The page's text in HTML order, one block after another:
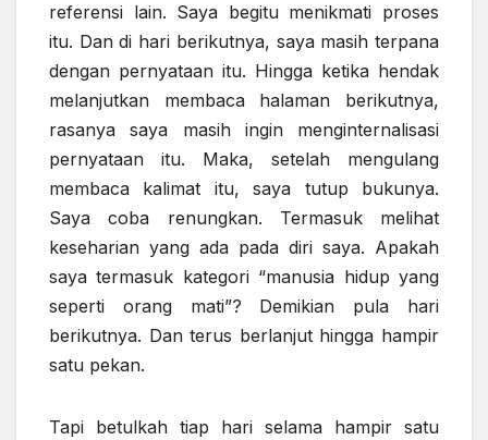
referensi lain. Saya begitu menikmati proses
itu. Dan di hari berikutnya, saya masih terpana
dengan pernyataan itu. Hingga ketika hendak
melanjutkan membaca halaman berikutnya,
rasanya saya masih ingin menginternalisasi
pernyataan itu. Maka, setelah mengulang
membaca kalimat itu, saya tutup bukunya.
Saya coba renungkan. Termasuk melihat
keseharian yang ada pada diri saya. Apakah
saya termasuk kategori “manusia hidup yang
seperti orang mati”? Demikian pula hari
berikutnya. Dan terus berlanjut hingga hampir
satu pekan.
Tapi betulkah tiap hari selama hampir satu